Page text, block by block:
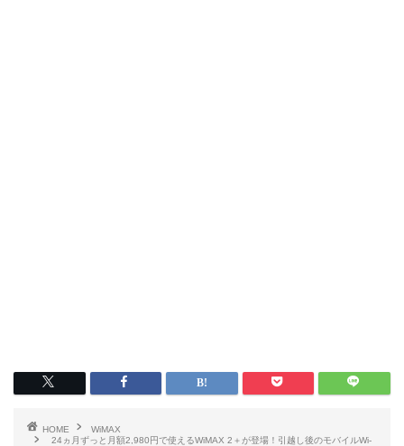
HOME
WiMAX
24ヵ月ずっと月額2,980円で使えるWiMAX 2＋が登場！引越し後のモバイルWi-